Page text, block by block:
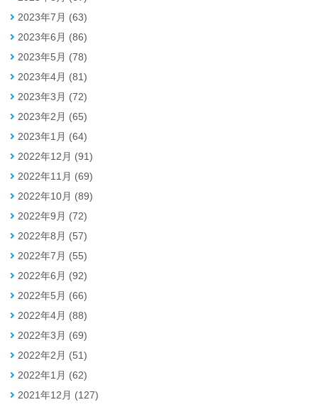
2023年7月 (63)
2023年6月 (86)
2023年5月 (78)
2023年4月 (81)
2023年3月 (72)
2023年2月 (65)
2023年1月 (64)
2022年12月 (91)
2022年11月 (69)
2022年10月 (89)
2022年9月 (72)
2022年8月 (57)
2022年7月 (55)
2022年6月 (92)
2022年5月 (66)
2022年4月 (88)
2022年3月 (69)
2022年2月 (51)
2022年1月 (62)
2021年12月 (127)